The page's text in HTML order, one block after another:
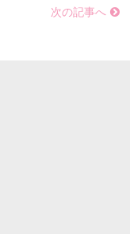
次の記事へ